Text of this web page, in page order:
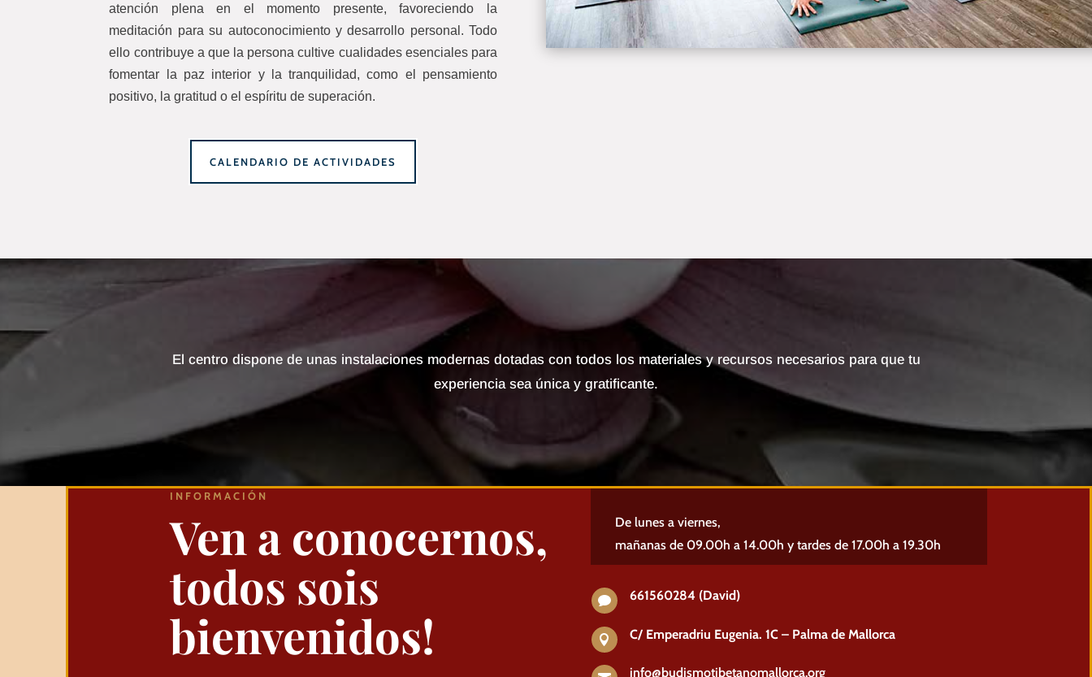
atención plena en el momento presente, favoreciendo la
meditación para su autoconocimiento y desarrollo personal. Todo
ello contribuye a que la persona cultive cualidades esenciales para
fomentar la paz interior y la tranquilidad, como el pensamiento
positivo, la gratitud o el espíritu de superación.
CALENDARIO DE ACTIVIDADES
El centro dispone de unas instalaciones modernas dotadas con todos los materiales y recursos necesarios para que tu
experiencia sea única y gratificante.
INFORMACIÓN
Ven a conocernos,
todos sois
bienvenidos!
De lunes a viernes,
mañanas de 09.00h a 14.00h y tardes de 17.00h a 19.30h
 661560284 (David)
 C/ Emperadriu Eugenia. 1C – Palma de Mallorca
info@budismotibetanomallorca.org